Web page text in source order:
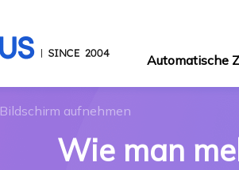
Automatische
Bildschirm aufnehmen
Wie man